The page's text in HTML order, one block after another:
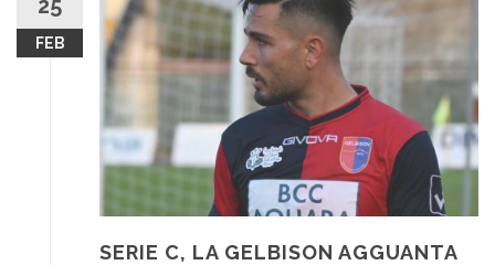
FEB
SERIE C, LA GELBISON AGGUANTA